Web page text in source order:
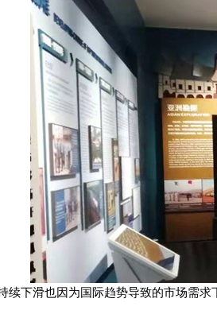
下滑也因为国际趋势导致的市场需求